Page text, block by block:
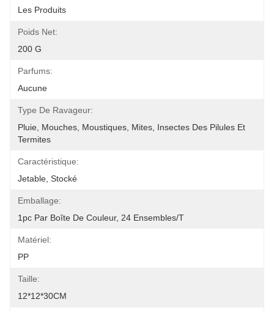
Les Produits
Poids Net:
200 G
Parfums:
Aucune
Type De Ravageur:
Pluie, Mouches, Moustiques, Mites, Insectes Des Pilules Et
Termites
Caractéristique:
Jetable, Stocké
Emballage:
1pc Par Boîte De Couleur, 24 Ensembles/t
Matériel:
PP
Taille:
12*12*30CM